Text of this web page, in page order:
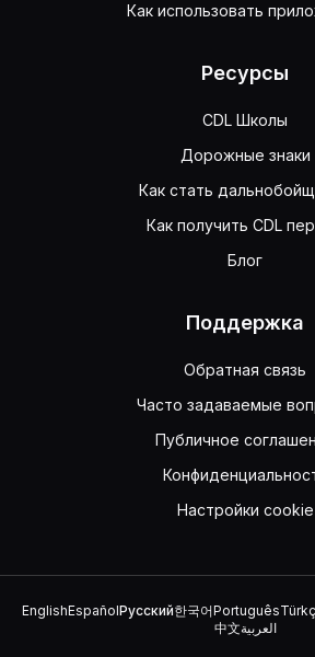
Как использовать
Ресурсы
CDL Школы
Дорожные знаки
Как стать
Как получить CDL
Блог
Поддержка
Обратная связь
Часто задаваемые
Публичное
Настройки cookie
EnglishEspañolРусский한국어Português
中文العربية